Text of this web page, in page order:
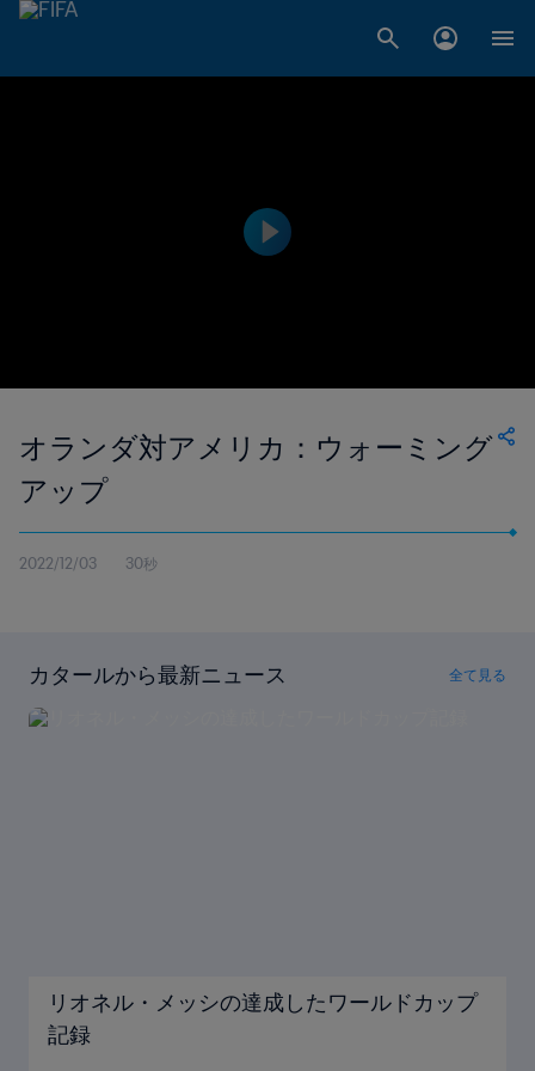
オランダ対アメリカ：ウォーミング
アップ
2022/12/03 30秒
カタールから最新ニュース 全て見る
リオネル・メッシの達成したワールドカップ
記録